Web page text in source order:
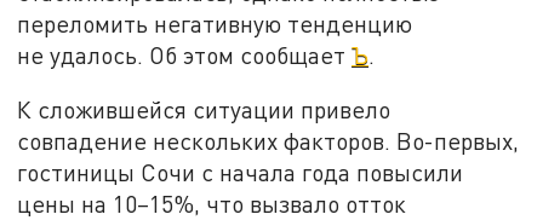
переломить негативную тенденцию
не удалось. Об этом сообщаетЪ.
К сложившейся ситуации привело
совпадение нескольких факторов. Во-первых,
гостиницы Сочи с начала года повысили
цены на 10–15%, что вызвало отток